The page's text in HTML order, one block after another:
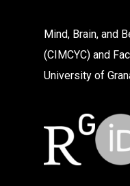
Mind, Brain, and
(CIMCYC) and
University of